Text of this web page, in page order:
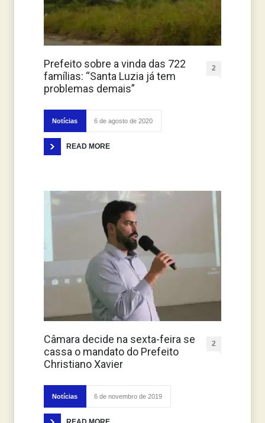
Prefeito sobre a vinda das 722
famílias: “Santa Luzia já tem
problemas demais”
2
Notícias 6 de agosto de 2020
READ MORE
Câmara decide na sexta-feira se
cassa o mandato do Prefeito
Christiano Xavier
2
Notícias 6 de novembro de 2019